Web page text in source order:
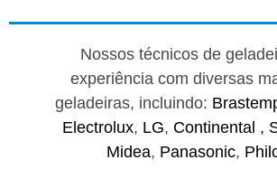
Nossos técnicos de
experiência com diversas
geladeiras, incluindo:
Electrolux, LG, Continental ,
Midea, Panasonic,